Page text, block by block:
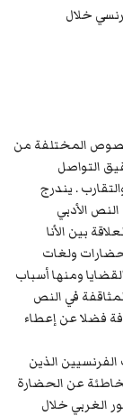
خلال
المختلفة من
التواصل
. يندرج
الأدبي
بين الأنا
حضارات ولغات
ومنها أسباب
في النص
فضلا عن إعطاء
الذين
عن الحضارة
الغربي خلال